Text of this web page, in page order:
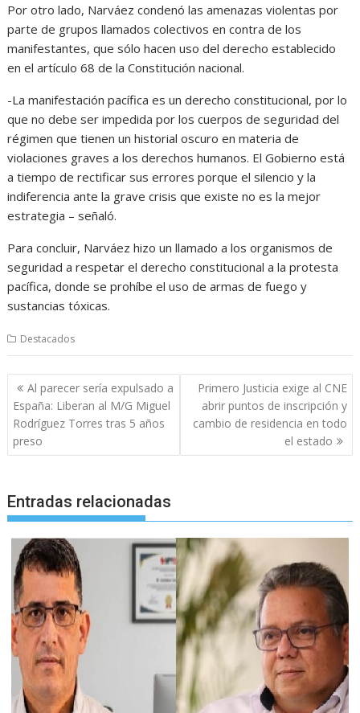
Por otro lado, Narváez condenó las amenazas violentas por
parte de grupos llamados colectivos en contra de los
manifestantes, que sólo hacen uso del derecho establecido
en el artículo 68 de la Constitución nacional.
-La manifestación pacífica es un derecho constitucional, por lo
que no debe ser impedida por los cuerpos de seguridad del
régimen que tienen un historial oscuro en materia de
violaciones graves a los derechos humanos. El Gobierno está
a tiempo de rectificar sus errores porque el silencio y la
indiferencia ante la grave crisis que existe no es la mejor
estrategia – señaló.
Para concluir, Narváez hizo un llamado a los organismos de
seguridad a respetar el derecho constitucional a la protesta
pacífica, donde se prohíbe el uso de armas de fuego y
sustancias tóxicas.
Destacados
Navegación
de
entradas
Al parecer sería expulsado a
España: Liberan al M/G Miguel
Rodríguez Torres tras 5 años
preso
Primero Justicia exige al CNE
abrir puntos de inscripción y
cambio de residencia en todo
el estado
Entradas relacionadas